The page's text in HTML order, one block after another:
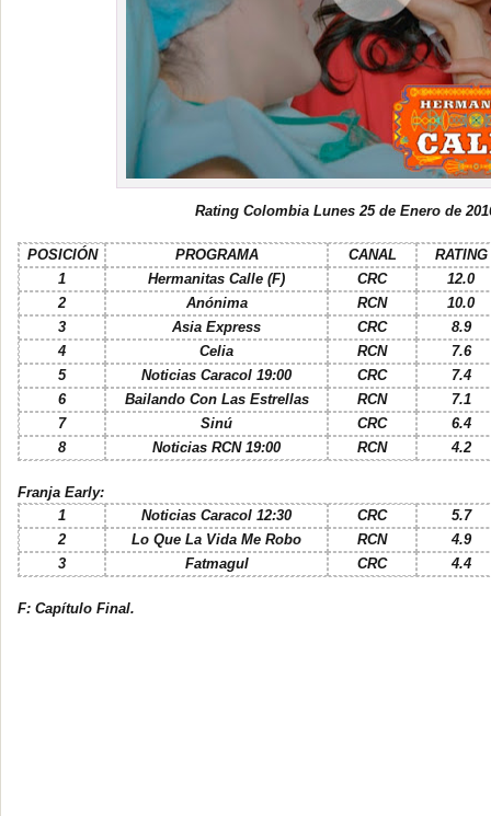
Rating Colombia Lunes 25 de Enero de
POSICIÓN PROGRAMA CANAL
RATING
1
Hermanitas Calle (F) CRC
12.0
2
Anónima RCN
10.0
3
Asia Express CRC
8.9
4
Celia RCN
7.6
5
Noticias Caracol 19:00 CRC
7.4
6
Bailando Con Las Estrellas RCN
7.1
7
Sinú CRC
6.4
8
Noticias RCN 19:00 RCN 4.2
Franja Early:
1
Noticias Caracol 12:30 CRC
5.7
2
Lo Que La Vida Me Robo RCN
4.9
3
Fatmagul CRC 4.4
F: Capítulo Final.